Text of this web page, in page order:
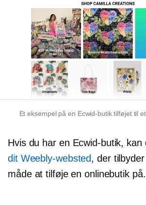
Et eksempel på en Ecwid-butik tilføjet til
Hvis du har en Ecwid-butik, kan
dit Weebly-websted, der tilbyder
måde at tilføje en onlinebutik på.